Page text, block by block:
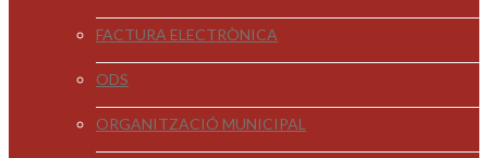
FACTURA ELECTRÒNICA
ODS
ORGANITZACIÓ MUNICIPAL